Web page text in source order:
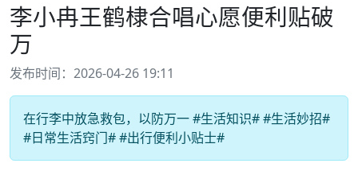
李小冉王鹤棣合唱心愿便利贴破
万
发布时间：2026-04-26 19:11
在行李中放急救包，以防万一 #生活知识# #生活妙招#
#日常生活窍门# #出行便利小贴士#